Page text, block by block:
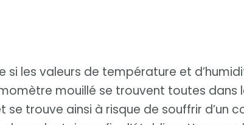
si les valeurs de température et
mouillé se trouvent toutes dans
trouve ainsi à risque de souffrir d’un